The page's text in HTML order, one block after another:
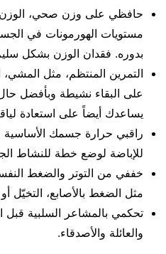
حافظي على وزن صحي، الوزن
مستويات الهورمونات في
بدوره. فقدان الوزن بشكل
التمرين المنتظم، مثل
على البقاء نشيطة وبأفضل
يساعدك أيضاً على استعادة
راقبي حرارة جسمك الأساسية
للإباضة لوضع خطة للنشاط
خففي من التوتر والضغط
مثل الضغط بالأصابع، التخيّل أو
تحكمي بالمشاعر السلبية
والعائلة والأصدقاء.